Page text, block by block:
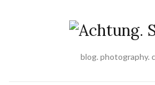
blog. photography.